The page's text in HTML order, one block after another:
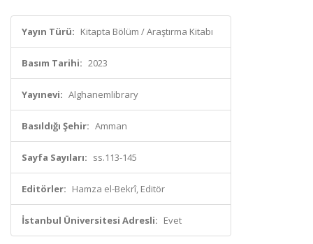
Yayın Türü: Kitapta Bölüm / Araştırma Kitabı
Basım Tarihi: 2023
Yayınevi: Alghanemlibrary
Basıldığı Şehir: Amman
Sayfa Sayıları: ss.113-145
Editörler: Hamza el-Bekrî, Editör
İstanbul Üniversitesi Adresli: Evet